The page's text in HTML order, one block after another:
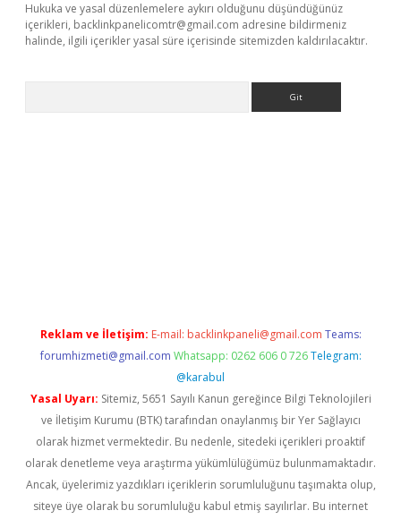
Hukuka ve yasal düzenlemelere aykırı olduğunu düşündüğünüz
içerikleri, backlinkpanelicomtr@gmail.com adresine bildirmeniz
halinde, ilgili içerikler yasal süre içerisinde sitemizden kaldırılacaktır.
Reklam ve İletişim: E-mail: backlinkpaneli@gmail.com Teams:
forumhizmeti@gmail.com Whatsapp: 0262 606 0 726 Telegram:
@karabul
Yasal Uyarı: Sitemiz, 5651 Sayılı Kanun gereğince Bilgi Teknolojileri
ve İletişim Kurumu (BTK) tarafından onaylanmış bir Yer Sağlayıcı
olarak hizmet vermektedir. Bu nedenle, sitedeki içerikleri proaktif
olarak denetleme veya araştırma yükümlülüğümüz bulunmamaktadır.
Ancak, üyelerimiz yazdıkları içeriklerin sorumluluğunu taşımakta olup,
siteye üye olarak bu sorumluluğu kabul etmiş sayılırlar. Bu internet